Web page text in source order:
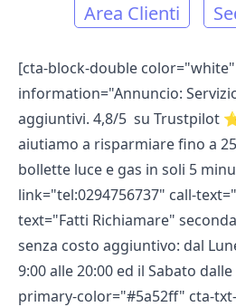
Area Clienti
[cta-block-double
information="Annuncio:
aggiuntivi. 4,8/5 su Trustpilot
aiutiamo a risparmiare fino a
bollette luce e gas in soli 5
link="tel:0294756737" call-
text="Fatti Richiamare"
senza costo aggiuntivo: dal
9:00 alle 20:00 ed il Sabato
primary-color="#5a52ff" cta-